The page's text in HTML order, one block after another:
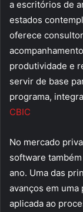
a escritórios de
estados
oferece
produtividade e
servir de base
programa,
CBIC
No mercado
software
ano. Uma das
avanços em
aplicada ao